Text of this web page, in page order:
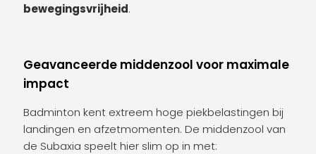
bewegingsvrijheid.
Geavanceerde middenzool voor maximale
impact
Badminton kent extreem hoge piekbelastingen bij
landingen en afzetmomenten. De middenzool van
de Subaxia speelt hier slim op in met: